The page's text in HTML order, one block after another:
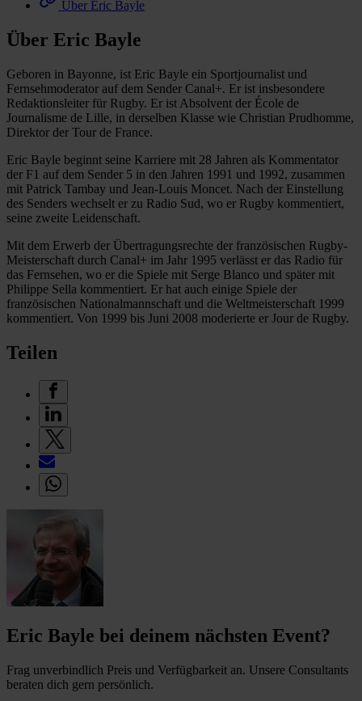
Über Eric Bayle
Über Eric Bayle
Geboren in Bayonne, ist Eric Bayle ein Sportjournalist und
Fernsehmoderator auf dem Sender Canal+. Er ist insbesondere
Redaktionsleiter für Rugby. Er ist Absolvent der École de
Journalisme de Lille, in derselben Klasse wie Christian Prudhomme,
Direktor der Tour de France.
Eric Bayle beginnt seine Karriere mit 28 Jahren als Kommentator
der F1 auf dem Sender 5 in den Jahren 1991 und 1992, zusammen
mit Patrick Tambay und Jean-Louis Moncet. Nach der Einstellung
des Senders wechselt er zu Radio Sud, wo er Rugby kommentiert,
seine zweite Leidenschaft.
Mit dem Erwerb der Übertragungsrechte der französischen Rugby-
Meisterschaft durch Canal+ im Jahr 1995 verlässt er das Radio für
das Fernsehen, wo er die Spiele mit Serge Blanco und später mit
Philippe Sella kommentiert. Er hat auch einige Spiele der
französischen Nationalmannschaft und die Weltmeisterschaft 1999
kommentiert. Von 1999 bis Juni 2008 moderierte er Jour de Rugby.
Teilen
Eric Bayle bei deinem nächsten Event?
Frag unverbindlich Preis und Verfügbarkeit an. Unsere Consultants
beraten dich gern persönlich.